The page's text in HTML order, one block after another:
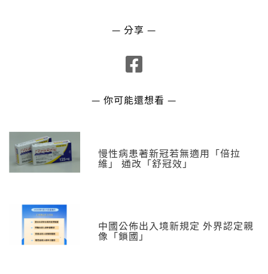
— 分享 —
— 你可能還想看 —
慢性病患著新冠若無適用「倍拉
維」 通改「舒冠效」
中國公佈出入境新規定 外界認定親
像「鎖國」